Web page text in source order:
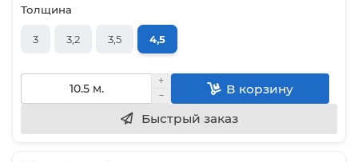
Толщина
3 3,2 3,5 4,5
В корзину
Быстрый заказ